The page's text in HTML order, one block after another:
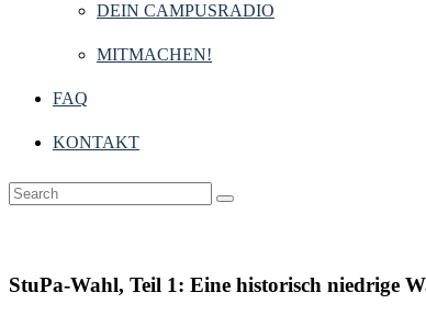
DEIN CAMPUSRADIO
MITMACHEN!
FAQ
KONTAKT
StuPa-Wahl, Teil 1: Eine historisch niedrige